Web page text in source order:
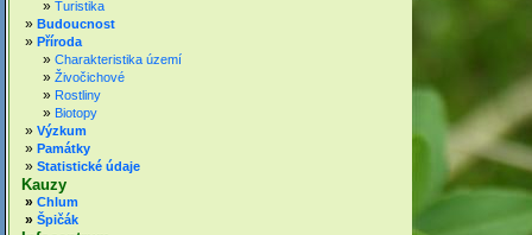
» Turistika
» Budoucnost
» Příroda
» Charakteristika území
» Živočichové
» Rostliny
» Biotopy
» Výzkum
» Památky
» Statistické údaje
Kauzy
» Chlum
» Špičák